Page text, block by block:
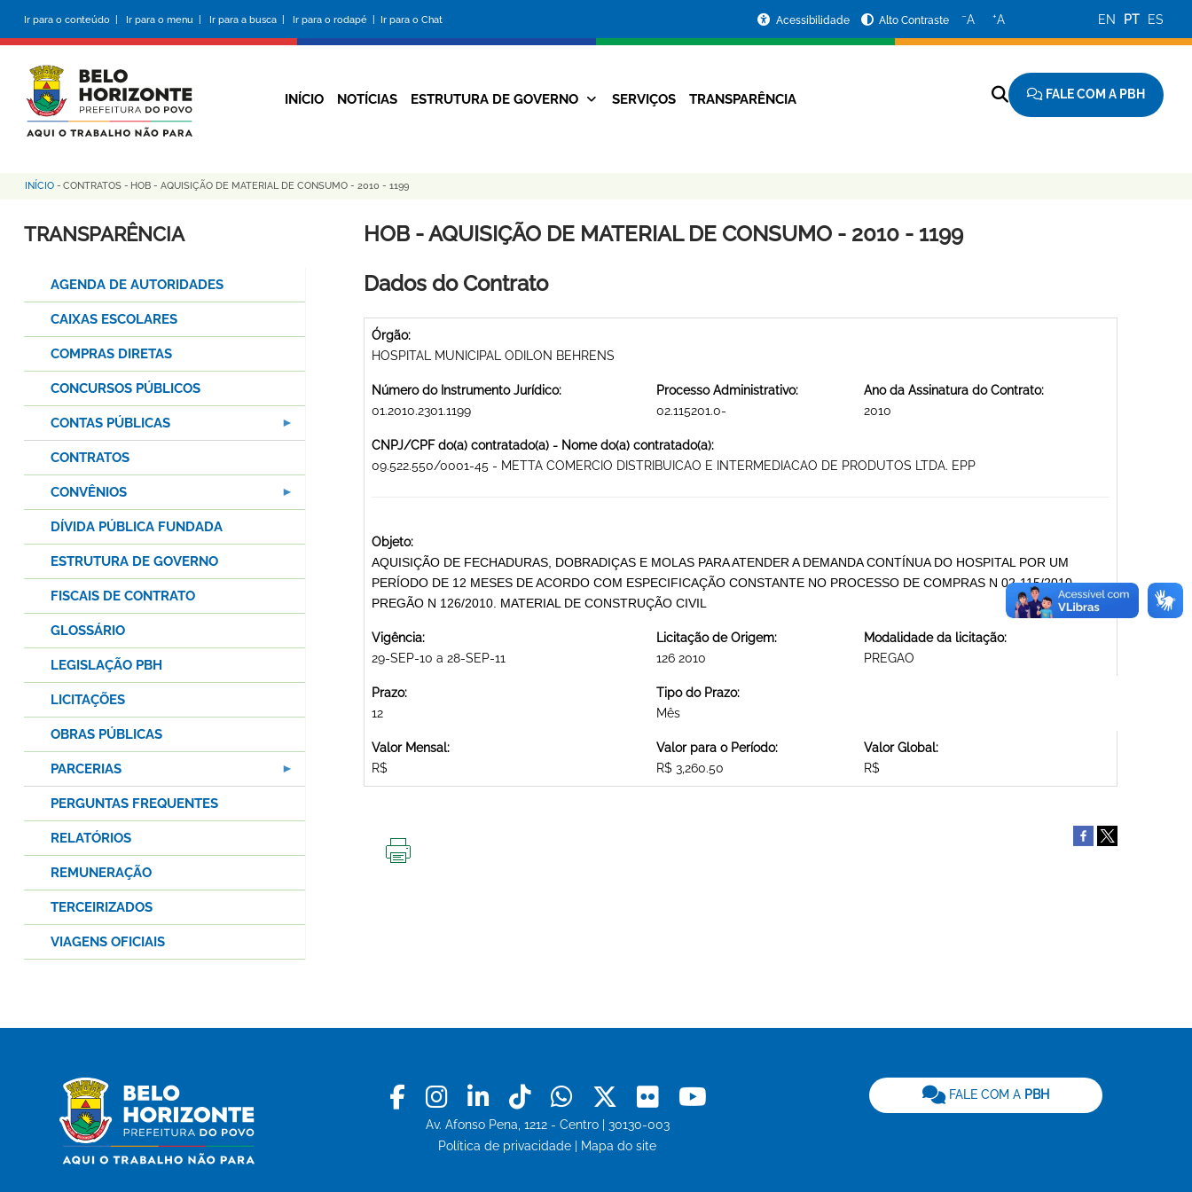
conteúdo
principal
Ir para o conteúdo | Ir para o menu | Ir para a busca | Ir para o rodapé | Ir para o Chat
da
Prefeitura
Acessibilidade Alto Contraste −A +A EN PT ES
Navegação
INÍCIO NOTÍCIAS ESTRUTURA DE GOVERNO SERVIÇOS TRANSPARÊNCIA FALE COM A PBH
Trilha
de
INÍCIO - CONTRATOS - HOB - AQUISIÇÃO DE MATERIAL DE CONSUMO - 2010 - 1199
HOB - AQUISIÇÃO DE MATERIAL DE CONSUMO - 2010 - 1199
Dados do Contrato
Órgão:
HOSPITAL MUNICIPAL ODILON BEHRENS
Número do Instrumento Jurídico:
01.2010.2301.1199
Processo Administrativo:
02.115201.0-
Ano da Assinatura do Contrato:
2010
CNPJ/CPF do(a) contratado(a) - Nome do(a) contratado(a):
09.522.550/0001-45 - METTA COMERCIO DISTRIBUICAO E INTERMEDIACAO DE PRODUTOS LTDA. EPP
Objeto:
AQUISIÇÃO DE FECHADURAS, DOBRADIÇAS E MOLAS PARA ATENDER A DEMANDA CONTÍNUA DO HOSPITAL POR UM
PERÍODO DE 12 MESES DE ACORDO COM ESPECIFICAÇÃO CONSTANTE NO PROCESSO DE COMPRAS N 02-115/2010
PREGÃO N 126/2010. MATERIAL DE CONSTRUÇÃO CIVIL
Vigência:
29-SEP-10 a 28-SEP-11
Licitação de Origem:
126 2010
Modalidade da licitação:
PREGAO
Prazo:
12
Tipo do Prazo:
Mês
Valor Mensal:
R$
Valor para o Período:
R$ 3,260.50
Valor Global:
R$
TRANSPARÊNCIA
AGENDA DE AUTORIDADES
CAIXAS ESCOLARES
COMPRAS DIRETAS
CONCURSOS PÚBLICOS
CONTAS PÚBLICAS
CONTRATOS
CONVÊNIOS
DÍVIDA PÚBLICA FUNDADA
ESTRUTURA DE GOVERNO
FISCAIS DE CONTRATO
GLOSSÁRIO
LEGISLAÇÃO PBH
LICITAÇÕES
OBRAS PÚBLICAS
PARCERIAS
PERGUNTAS FREQUENTES
RELATÓRIOS
REMUNERAÇÃO
TERCEIRIZADOS
VIAGENS OFICIAIS
Facebook
Instagram
LinkedinTiktokWhatsapp
X Flickr
Av. Afonso Pena, 1212 - Centro | 30130-003
Política de privacidade
Mapa do site
FALE COM A PBH